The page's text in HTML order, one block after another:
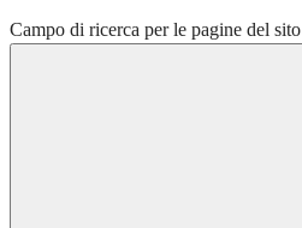
Campo di ricerca per le pagine del sito